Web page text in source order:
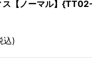
ス【ノーマル】
込)